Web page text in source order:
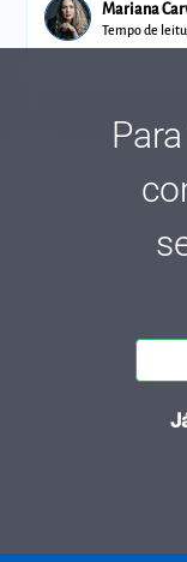
Mariana
Tempo de